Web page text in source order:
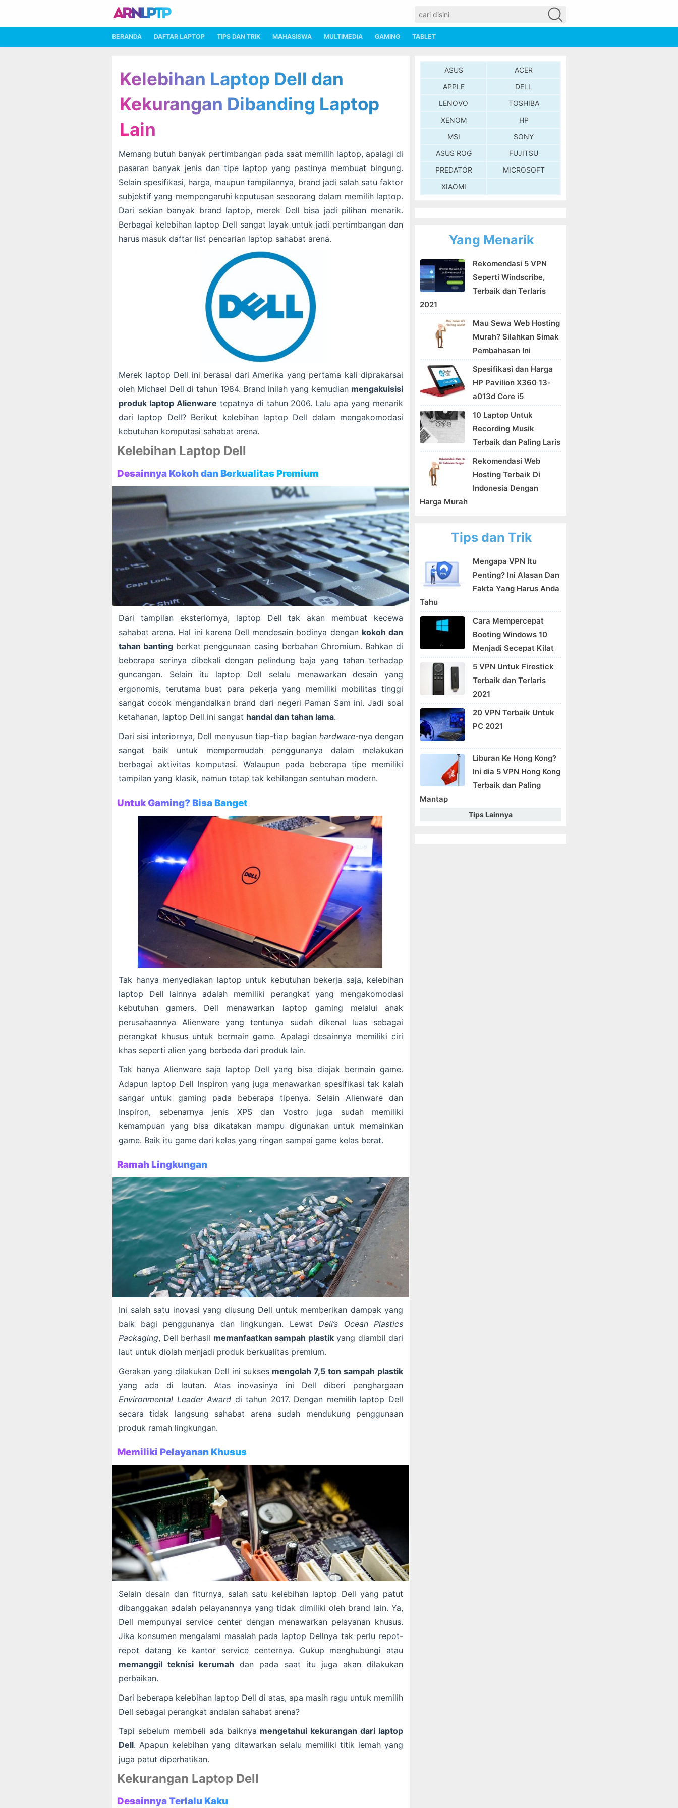
BERANDA DAFTAR LAPTOP TIPS DAN TRIK MAHASISWA MULTIMEDIA GAMING TABLET
Kelebihan Laptop Dell dan
Kekurangan Dibanding Laptop
Lain
Memang butuh banyak pertimbangan pada saat memilih laptop, apalagi di
pasaran banyak jenis dan tipe laptop yang pastinya membuat bingung.
Selain spesifikasi, harga, maupun tampilannya, brand jadi salah satu faktor
subjektif yang mempengaruhi keputusan seseorang dalam memilih laptop.
Dari sekian banyak brand laptop, merek Dell bisa jadi pilihan menarik.
Berbagai kelebihan laptop Dell sangat layak untuk jadi pertimbangan dan
harus masuk daftar list pencarian laptop sahabat arena.
Merek laptop Dell ini berasal dari Amerika yang pertama kali diprakarsai
oleh Michael Dell di tahun 1984. Brand inilah yang kemudian mengakuisisi
produk laptop Alienware tepatnya di tahun 2006. Lalu apa yang menarik
dari laptop Dell? Berikut kelebihan laptop Dell dalam mengakomodasi
kebutuhan komputasi sahabat arena.
Kelebihan Laptop Dell
Desainnya Kokoh dan Berkualitas Premium
Dari tampilan eksteriornya, laptop Dell tak akan membuat kecewa
sahabat arena. Hal ini karena Dell mendesain bodinya dengan kokoh dan
tahan banting berkat penggunaan casing berbahan Chromium. Bahkan di
beberapa serinya dibekali dengan pelindung baja yang tahan terhadap
guncangan. Selain itu laptop Dell selalu menawarkan desain yang
ergonomis, terutama buat para pekerja yang memiliki mobilitas tinggi
sangat cocok mengandalkan brand dari negeri Paman Sam ini. Jadi soal
ketahanan, laptop Dell ini sangat handal dan tahan lama.
Dari sisi interiornya, Dell menyusun tiap-tiap bagian hardware-nya dengan
sangat baik untuk mempermudah penggunanya dalam melakukan
berbagai aktivitas komputasi. Walaupun pada beberapa tipe memiliki
tampilan yang klasik, namun tetap tak kehilangan sentuhan modern.
Untuk Gaming? Bisa Banget
Tak hanya menyediakan laptop untuk kebutuhan bekerja saja, kelebihan
laptop Dell lainnya adalah memiliki perangkat yang mengakomodasi
kebutuhan gamers. Dell menawarkan laptop gaming melalui anak
perusahaannya Alienware yang tentunya sudah dikenal luas sebagai
perangkat khusus untuk bermain game. Apalagi desainnya memiliki ciri
khas seperti alien yang berbeda dari produk lain.
Tak hanya Alienware saja laptop Dell yang bisa diajak bermain game.
Adapun laptop Dell Inspiron yang juga menawarkan spesifikasi tak kalah
sangar untuk gaming pada beberapa tipenya. Selain Alienware dan
Inspiron, sebenarnya jenis XPS dan Vostro juga sudah memiliki
kemampuan yang bisa dikatakan mampu digunakan untuk memainkan
game. Baik itu game dari kelas yang ringan sampai game kelas berat.
Ramah Lingkungan
Ini salah satu inovasi yang diusung Dell untuk memberikan dampak yang
baik bagi penggunanya dan lingkungan. Lewat Dell’s Ocean Plastics
Packaging, Dell berhasil memanfaatkan sampah plastikyang diambil dari
laut untuk diolah menjadi produk berkualitas premium.
Gerakan yang dilakukan Dell ini sukses mengolah 7,5 ton sampah plastik
yang ada di lautan. Atas inovasinya ini Dell diberi penghargaan
Environmental Leader Award di tahun 2017. Dengan memilih laptop Dell
secara tidak langsung sahabat arena sudah mendukung penggunaan
produk ramah lingkungan.
Memiliki Pelayanan Khusus
Selain desain dan fiturnya, salah satu kelebihan laptop Dell yang patut
dibanggakan adalah pelayanannya yang tidak dimiliki oleh brand lain. Ya,
Dell mempunyai service center dengan menawarkan pelayanan khusus.
Jika konsumen mengalami masalah pada laptop Dellnya tak perlu repot-
repot datang ke kantor service centernya. Cukup menghubungi atau
memanggil teknisi kerumah dan pada saat itu juga akan dilakukan
perbaikan.
Dari beberapa kelebihan laptop Dell di atas, apa masih ragu untuk memilih
Dell sebagai perangkat andalan sahabat arena?
Tapi sebelum membeli ada baiknya mengetahui kekurangan dari laptop
Dell. Apapun kelebihan yang ditawarkan selalu memiliki titik lemah yang
juga patut diperhatikan.
Kekurangan Laptop Dell
Desainnya Terlalu Kaku
ASUS
ACER
APPLE
DELL
LENOVO
TOSHIBA
XENOM
HP
MSI
SONY
ASUS ROG
FUJITSU
PREDATOR
MICROSOFT
XIAOMI
Yang Menarik
Rekomendasi 5 VPN
Seperti Windscribe,
Terbaik dan Terlaris
2021
Mau Sewa Web Hosting
Murah? Silahkan Simak
Pembahasan Ini
Spesifikasi dan Harga
HP Pavilion X360 13-
a013d Core i5
10 Laptop Untuk
Recording Musik
Terbaik dan Paling Laris
Rekomendasi Web
Hosting Terbaik Di
Indonesia Dengan
Harga Murah
Tips dan Trik
Mengapa VPN Itu
Penting? Ini Alasan Dan
Fakta Yang Harus Anda
Tahu
Cara Mempercepat
Booting Windows 10
Menjadi Secepat Kilat
5 VPN Untuk Firestick
Terbaik dan Terlaris
2021
20 VPN Terbaik Untuk
PC 2021
Liburan Ke Hong Kong?
Ini dia 5 VPN Hong Kong
Terbaik dan Paling
Mantap
Tips Lainnya